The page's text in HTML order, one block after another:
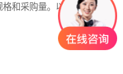
和采购量。以下是重庆市